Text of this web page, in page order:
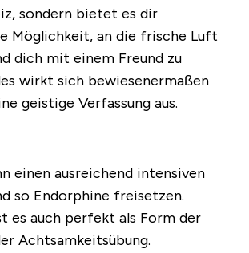
sondern bietet es dir
Möglichkeit, an die frische Luft
dich mit einem Freund zu
wirkt sich bewiesenermaßen
geistige Verfassung aus.
einen ausreichend intensiven
so Endorphine freisetzen.
es auch perfekt als Form der
Achtsamkeitsübung.